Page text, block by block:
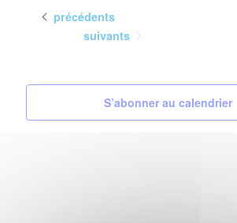
Évènements
précédents
Évènements
suivants
S’abonner au calendrier